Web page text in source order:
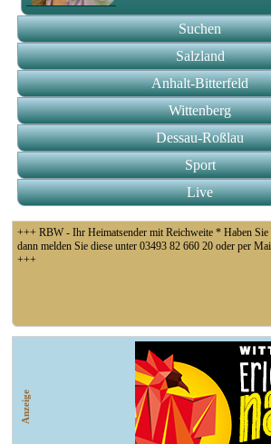
Suchen
Salzland
Anhalt-Bitterfeld
Wittenberg
Dessau-Roßlau
Sport
Live
+++ RBW - Ihr Heimatsender mit Reichweite * Haben Sie
dann melden Sie diese unter 03493 82 660 20 oder per
+++
+++ Fußball Oberliga Süd 1. Spieltag: SG Union
Anzeige